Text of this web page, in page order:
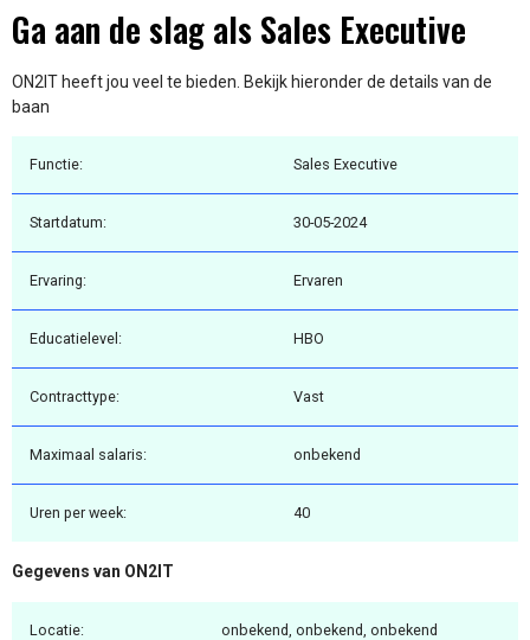
Ga aan de slag als Sales Executive
ON2IT heeft jou veel te bieden. Bekijk hieronder de details van de
baan
Functie: Sales Executive
Startdatum: 30-05-2024
Ervaring: Ervaren
Educatielevel: HBO
Contracttype: Vast
Maximaal salaris: onbekend
Uren per week: 40
Gegevens van ON2IT
Locatie: onbekend, onbekend, onbekend